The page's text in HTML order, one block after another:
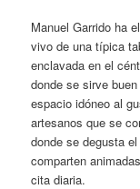
Manuel Garrido ha
vivo de una típica
enclavada en el
donde se sirve
espacio idóneo al
artesanos que se
donde se degusta
comparten
cita diaria.